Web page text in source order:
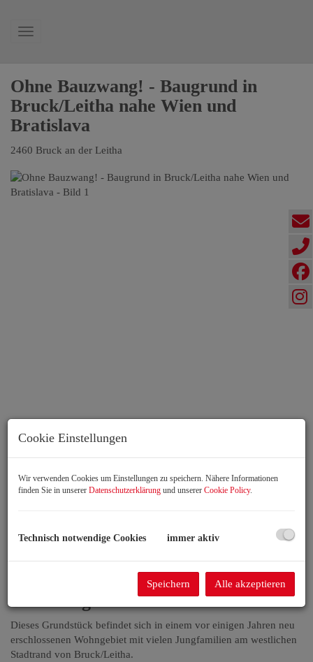
Navigation anzeigen
Ohne Bauzwang! - Baugrund in
Bruck/Leitha nahe Wien und
Bratislava
2460 Bruck an der Leitha
„Ruhe genießen, Wien/Bratislava
schnell erreichen – Baugrund ohne
Dieses Grundstück befindet sich in einem vor einigen Jahren neu
erschlossenen Wohngebiet mit vielen Jungfamilien am westlichen
Stadtrand von Bruck/Leitha.
Cookie Einstellungen
Wir verwenden Cookies um Einstellungen zu speichern. Nähere Informationen
finden Sie in unserer Datenschutzerklärung und unserer Cookie Policy.
Technisch notwendige Cookies immer aktiv
Speichern Alle akzeptieren